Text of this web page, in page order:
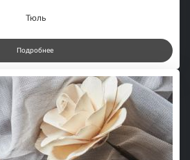
Тюль
Подробнее